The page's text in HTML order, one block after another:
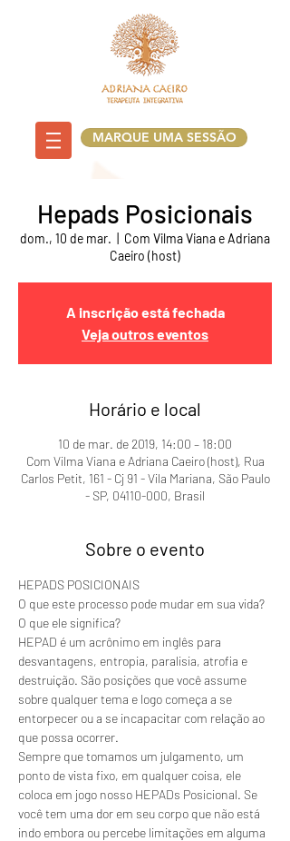
MARQUE UMA SESSÃO
Hepads Posicionais
dom., 10 de mar.
Com Vilma Viana e Adriana
Caeiro (host)
A inscrição está fechada
Veja outros eventos
Horário e local
10 de mar. de 2019, 14:00 – 18:00
Com Vilma Viana e Adriana Caeiro (host), Rua
Carlos Petit, 161 - Cj 91 - Vila Mariana, São Paulo
- SP, 04110-000, Brasil
Sobre o evento
HEPADS POSICIONAIS
O que este processo pode mudar em sua vida?
O que ele significa?
HEPAD é um acrônimo em inglês para
desvantagens, entropia, paralisia, atrofia e
destruição. São posições que você assume
sobre qualquer tema e logo começa a se
entorpecer ou a se incapacitar com relação ao
que possa ocorrer.
Sempre que tomamos um julgamento, um
ponto de vista fixo, em qualquer coisa, ele
coloca em jogo nosso HEPADs Posicional. Se
você tem uma dor em seu corpo que não está
indo embora ou percebe limitações em alguma